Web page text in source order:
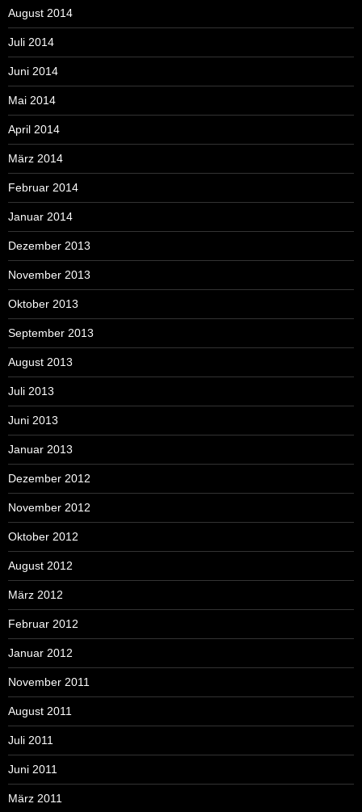
August 2014
Juli 2014
Juni 2014
Mai 2014
April 2014
März 2014
Februar 2014
Januar 2014
Dezember 2013
November 2013
Oktober 2013
September 2013
August 2013
Juli 2013
Juni 2013
Januar 2013
Dezember 2012
November 2012
Oktober 2012
August 2012
März 2012
Februar 2012
Januar 2012
November 2011
August 2011
Juli 2011
Juni 2011
März 2011